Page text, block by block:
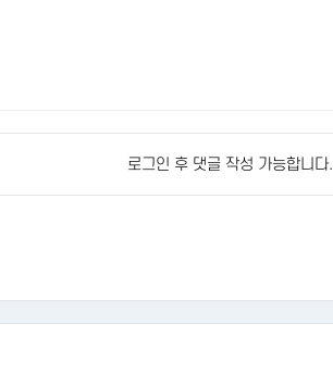
로그인 후 댓글 작성 가능합니다.